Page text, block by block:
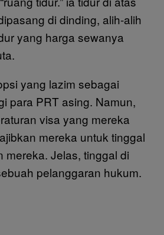
di dinding, alih-alih
yang harga sewanya
yang lazim sebagai
para PRT asing. Namun,
visa yang mereka
mereka untuk tinggal
mereka. Jelas, tinggal di
pelanggaran hukum.